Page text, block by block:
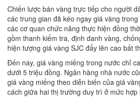
Chiến lược bán vàng trực tiếp cho người
các trung gian đã kéo ngay giá vàng
các cơ quan chức năng thực hiện đồng
gồm thanh kiểm tra, định danh vàng,
hiện tượng giá vàng SJC đẩy lên cao bất
Đến nay, giá vàng miếng trong nước chỉ
dưới 5 triệu đồng. Ngân hàng nhà nước
giá vàng miếng theo diễn biến của giá
cách giữa hai thị trường duy trì ở mức hợp